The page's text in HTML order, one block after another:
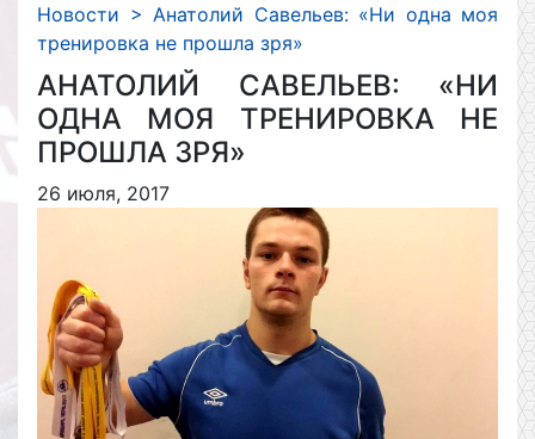
Новости > Анатолий Савельев: «Ни одна моя
тренировка не прошла зря»
АНАТОЛИЙ САВЕЛЬЕВ: «НИ
ОДНА МОЯ ТРЕНИРОВКА НЕ
ПРОШЛА ЗРЯ»
26 июля, 2017